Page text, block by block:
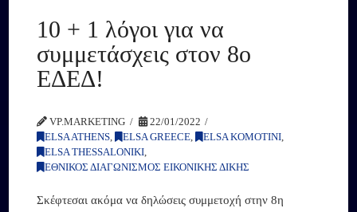
10 + 1 λόγοι για να
συμμετάσχεις στον 8ο
ΕΔΕΔ!
VP.MARKETING
22/01/2022
ELSA ATHENS, ELSA GREECE, ELSA KOMOTINI,
ELSA THESSALONIKI,
ΕΘΝΙΚΟΣ ΔΙΑΓΩΝΙΣΜΟΣ ΕΙΚΟΝΙΚΗΣ ΔΙΚΗΣ
Σκέφτεσαι ακόμα να δηλώσεις συμμετοχή στην 8η